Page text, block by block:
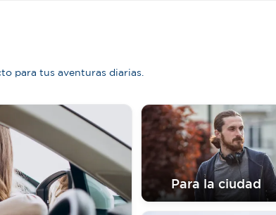
para tus aventuras diarias.
Para la ciudad